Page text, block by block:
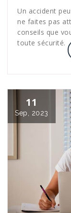
Un accident
ne faites pas
conseils que
toute sécurité.
11
Sep, 2023